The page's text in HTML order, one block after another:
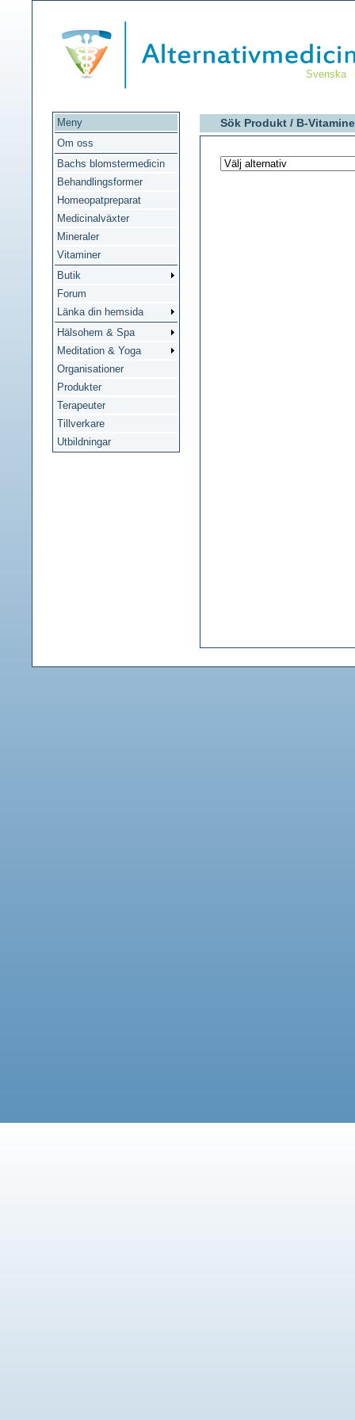
Svenska
Meny
Om oss
Bachs blomstermedicin
Behandlingsformer
Homeopatpreparat
Medicinalväxter
Mineraler
Vitaminer
Butik
Forum
Länka din hemsida
Hälsohem & Spa
Meditation & Yoga
Organisationer
Produkter
Terapeuter
Tillverkare
Utbildningar
Sök Produkt / B-